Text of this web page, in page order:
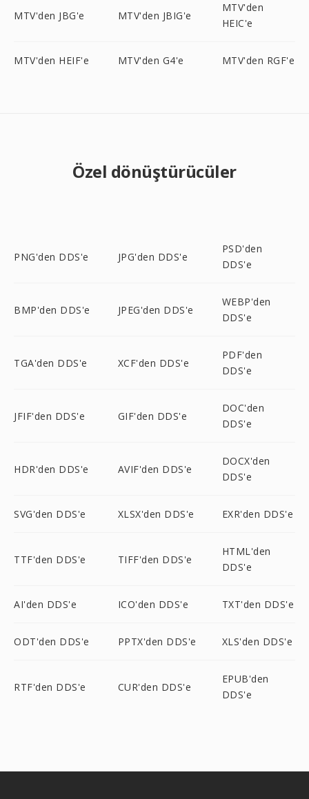
MTV'den JBG'e MTV'den JBIG'e
MTV'den
HEIC'e
MTV'den HEIF'e MTV'den G4'e MTV'den RGF'e
Özel dönüştürücüler
PNG'den DDS'e JPG'den DDS'e
PSD'den
DDS'e
BMP'den DDS'e JPEG'den DDS'e
WEBP'den
DDS'e
TGA'den DDS'e XCF'den DDS'e
PDF'den
DDS'e
JFIF'den DDS'e GIF'den DDS'e
DOC'den
DDS'e
HDR'den DDS'e AVIF'den DDS'e
DOCX'den
DDS'e
SVG'den DDS'e XLSX'den DDS'e EXR'den DDS'e
TTF'den DDS'e TIFF'den DDS'e
HTML'den
DDS'e
AI'den DDS'e ICO'den DDS'e TXT'den DDS'e
ODT'den DDS'e PPTX'den DDS'e XLS'den DDS'e
RTF'den DDS'e CUR'den DDS'e
EPUB'den
DDS'e